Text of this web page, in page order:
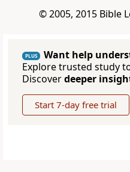
© 2005, 2015 Bible
PLUS
Want help
Explore trusted study
Discoverdeeper
Start 7-day free trial